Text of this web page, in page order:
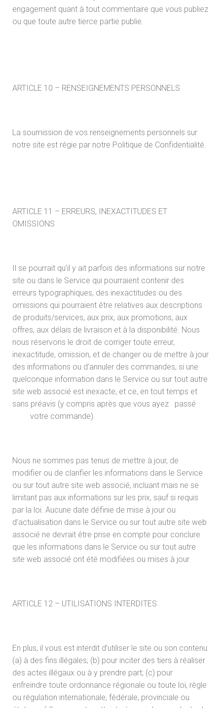
engagement quant à tout commentaire que vous publiez
ou que toute autre tierce partie publie.
ARTICLE 10 – RENSEIGNEMENTS PERSONNELS
La soumission de vos renseignements personnels sur
notre site est régie par notre Politique de Confidentialité.
ARTICLE 11 – ERREURS, INEXACTITUDES ET
OMISSIONS
Il se pourrait qu’il y ait parfois des informations sur notre
site ou dans le Service qui pourraient contenir des
erreurs typographiques, des inexactitudes ou des
omissions qui pourraient être relatives aux descriptions
de produits/services, aux prix, aux promotions, aux
offres, aux délais de livraison et à la disponibilité. Nous
nous réservons le droit de corriger toute erreur,
inexactitude, omission, et de changer ou de mettre à jour
des informations ou d’annuler des commandes, si une
quelconque information dans le Service ou sur tout autre
site web associé est inexacte, et ce, en tout temps et
sans préavis (y compris après que vous ayez passé
votre commande).
Nous ne sommes pas tenus de mettre à jour, de
modifier ou de clarifier les informations dans le Service
ou sur tout autre site web associé, incluant mais ne se
limitant pas aux informations sur les prix, sauf si requis
par la loi. Aucune date définie de mise à jour ou
d’actualisation dans le Service ou sur tout autre site web
associé ne devrait être prise en compte pour conclure
que les informations dans le Service ou sur tout autre
site web associé ont été modifiées ou mises à jour.
ARTICLE 12 – UTILISATIONS INTERDITES
En plus, il vous est interdit d’utiliser le site ou son contenu:
(a) à des fins illégales; (b) pour inciter des tiers à réaliser
des actes illégaux ou à y prendre part; (c) pour
enfreindre toute ordonnance régionale ou toute loi, règle
ou régulation internationale, fédérale, provinciale ou